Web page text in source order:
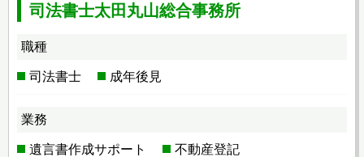
司法書士太田丸山総合事務所
職種
司法書士 成年後見
業務
遺言書作成サポート
不動産登記